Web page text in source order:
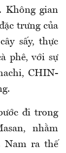
Không gian
trưng của
sấy, thực
phê, với sự
CHIN-
đi trong
nhằm
Nam ra thế